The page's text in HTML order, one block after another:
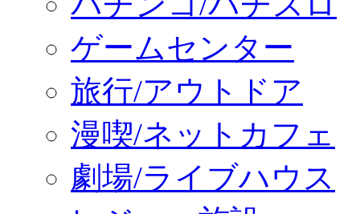
ゲームセンター
旅行/アウトドア
漫喫/ネットカフェ
劇場/ライブハウス